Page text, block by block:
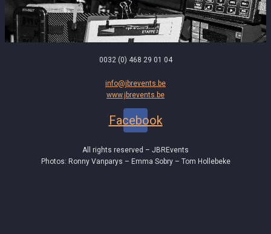
0032 (0) 468 29 01 04
info@jbrevents.be
www.jbrevents.be
Facebook
All rights reserved – JBREvents
Photos: Ronny Vanparys – Emma Sobry – Tom Hollebeke